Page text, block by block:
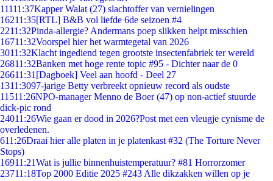
11111:37Kapper Walat (27) slachtoffer van vernielingen
16211:35[RTL] B&B vol liefde 6de seizoen #4
2211:32Pinda-allergie? Andermans poep slikken helpt misschien
16711:32Voorspel hier het warmtegetal van 2026
3011:32Klacht ingediend tegen grootste insectenfabriek ter wereld
26811:32Banken met hoge rente topic #95 - Dichter naar de 0
26611:31 [Dagboek] Veel aan hoofd - Deel 27
1311:3097-jarige Betty verbreekt opnieuw record als oudste
11511:26NPO-manager Menno de Boer (47) op non-actief stuurde
dick-pic rond
24011:26Wie gaan er dood in 2026?Post met een vleugje cynisme de
overledenen.
611:26Draai hier alle platen in je platenkast #32 (The Torture Never
Stops)
16911:21Wat is jullie binnenhuistemperatuur? #81 Horrorzomer
23711:18Top 2000 Editie 2025 #243 Alle dikzakken willen op je